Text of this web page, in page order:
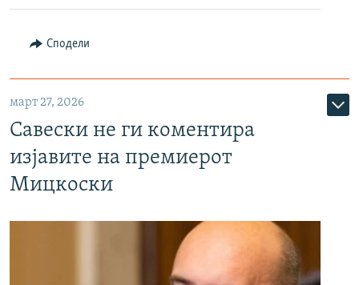
Сподели
март 27, 2026
Савески не ги коментира
изјавите на премиерот
Мицкоски